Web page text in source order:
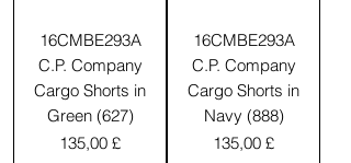
16CMBE293A
C.P. Company
Cargo Shorts in
Green (627)
Pris
135,00 £
16CMBE293A
C.P. Company
Cargo Shorts in
Navy (888)
Pris
135,00 £